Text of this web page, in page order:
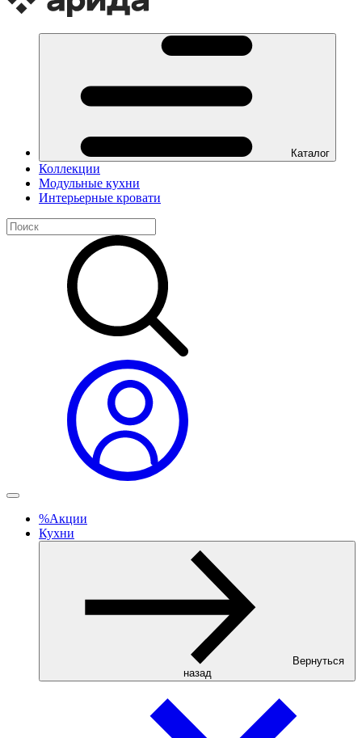
Каталог
Коллекции
Модульные кухни
Интерьерные кровати
%Акции
Кухни
Вернуться
назад